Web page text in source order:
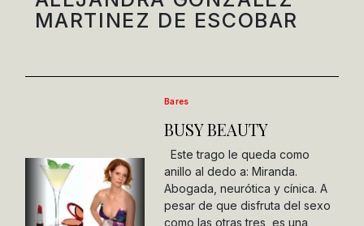
MARTINEZ DE ESCOBAR
Bares
BUSY BEAUTY
Este trago le queda como
anillo al dedo a: Miranda.
Abogada, neurótica y cínica. A
pesar de que disfruta del sexo
como las otras tres, es una